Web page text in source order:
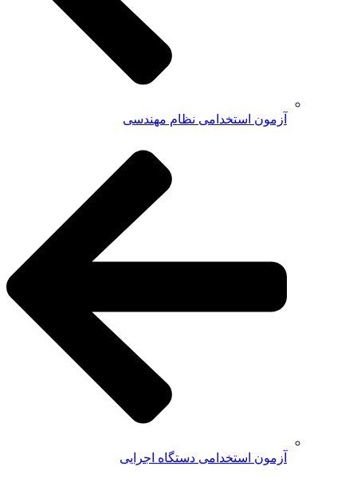
آزمون استخدامی نظام مهندسی
آزمون استخدامی دستگاه اجرایی